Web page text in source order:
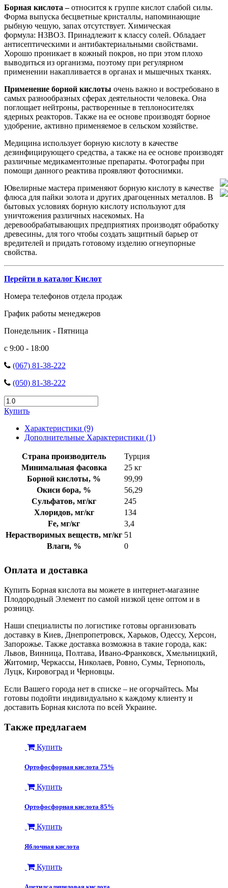
Борная кислота –относится к группе кислот слабой силы.
Форма выпуска бесцветные кристаллы, напоминающие
рыбную чешую, запах отсутствует. Химическая
формула: Н3ВО3. Принадлежит к классу солей. Обладает
антисептическими и антибактериальными свойствами.
Хорошо проникает в кожный покров, но при этом плохо
выводиться из организма, поэтому при регулярном
применении накапливается в органах и мышечных тканях.
Применение борной кислоты очень важно и востребовано в
самых разнообразных сферах деятельности человека. Она
поглощает нейтроны, растворенные в теплоносителях
ядерных реакторов. Также на ее основе производят борное
удобрение, активно применяемое в сельском хозяйстве.
Медицина использует борную кислоту в качестве
дезинфицирующего средства, а также на ее основе производят
различные медикаментозные препараты. Фотографы при
помощи данного реактива проявляют фотоснимки.
Ювелирные мастера применяют борную кислоту в качестве
флюса для пайки золота и других драгоценных металлов. В
бытовых условиях борную кислоту используют для
уничтожения различных насекомых. На
деревообрабатывающих предприятиях производят обработку
древесины, для того чтобы создать защитный барьер от
вредителей и придать готовому изделию огнеупорные
свойства.
Перейти в каталог Кислот
Номера телефонов отдела продаж
График работы менеджеров
Понедельник - Пятница
с 9:00 - 18:00
(067) 81-38-222
(050) 81-38-222
Купить
Характеристики (9)
Дополнительные Характеристики (1)
Страна производитель
Турция
Минимальная фасовка
25 кг
Борной кислоты, %
99,99
Окиси бора, %
56,29
Сульфатов, мг/кг
245
Хлоридов, мг/кг
134
Fe, мг/кг
3,4
Hерастворимых веществ, мг/кг 51
Bлаги, %
0
Оплата и доставка
Купить Борная кислота вы можете в интернет-магазине
Плодородный Элемент по самой низкой цене оптом и в
розницу.
Наши специалисты по логистике готовы организовать
доставку в Киев, Днепропетровск, Харьков, Одессу, Херсон,
Запорожье. Также доставка возможна в такие города, как:
Львов, Винница, Полтава, Ивано-Франковск, Хмельницкий,
Житомир, Черкассы, Николаев, Ровно, Сумы, Тернополь,
Луцк, Кировоград и Черновцы.
Если Вашего города нет в списке – не огорчайтесь. Мы
готовы подойти индивидуально к каждому клиенту и
доставить Борная кислота по всей Украине.
Также предлагаем
Купить
Ортофосфорная кислота 75%
Купить
Ортофосфорная кислота 85%
Купить
Яблочная кислота
Купить